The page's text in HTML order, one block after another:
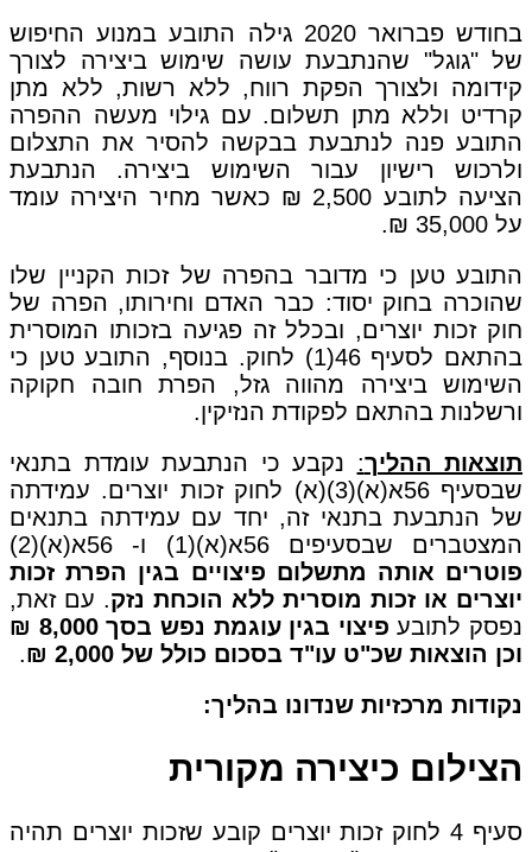
בחודש פברואר 2020 גילה התובע במנוע החיפוש
של "גוגל" שהנתבעת עושה שימוש ביצירה לצורך
קידומה ולצורך הפקת רווח, ללא רשות, ללא מתן
קרדיט וללא מתן תשלום. עם גילוי מעשה ההפרה
התובע פנה לנתבעת בבקשה להסיר את התצלום
ולרכוש רישיון עבור השימוש ביצירה. הנתבעת
הציעה לתובע 2,500 ₪ כאשר מחיר היצירה עומד
על 35,000 ₪.
התובע טען כי מדובר בהפרה של זכות הקניין שלו
שהוכרה בחוק יסוד: כבר האדם וחירותו, הפרה של
חוק זכות יוצרים, ובכלל זה פגיעה בזכותו המוסרית
בהתאם לסעיף 46(1) לחוק. בנוסף, התובע טען כי
השימוש ביצירה מהווה גזל, הפרת חובה חקוקה
ורשלנות בהתאם לפקודת הנזיקין.
תוצאות ההליך: נקבע כי הנתבעת עומדת בתנאי
שבסעיף 56א(א)(3)(א) לחוק זכות יוצרים. עמידתה
של הנתבעת בתנאי זה, יחד עם עמידתה בתנאים
המצטברים שבסעיפים 56א(א)(1) ו- 56א(א)(2)
פוטרים אותה מתשלום פיצויים בגין הפרת זכות
יוצרים או זכות מוסרית ללא הוכחת נזק. עם זאת,
נפסק לתובע
פיצוי בגין עוגמת נפש בסך 8,000 ₪
וכן הוצאות שכ"ט עו"ד בסכום כולל של 2,000 ₪
.
נקודות מרכזיות שנדונו בהליך:
הצילום כיצירה מקורית
סעיף 4 לחוק זכות יוצרים קובע שזכות יוצרים תהיה